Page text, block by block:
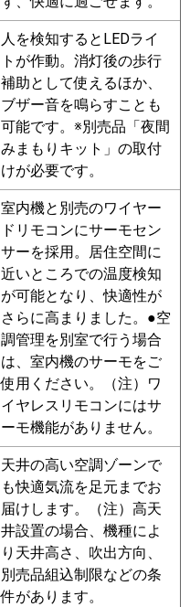
人を検知するとLEDライ
トが作動。消灯後の歩行
補助として使えるほか、
ブザー音を鳴らすことも
可能です。※別売品「夜間
みまもりキット」の取付
けが必要です。
室内機と別売のワイヤー
ドリモコンにサーモセン
サーを採用。居住空間に
近いところでの温度検知
が可能となり、快適性が
さらに高まりました。●空
調管理を別室で行う場合
は、室内機のサーモをご
使用ください。（注）ワ
イヤレスリモコンにはサ
ーモ機能がありません。
天井の高い空調ゾーンで
も快適気流を足元までお
届けします。（注）高天
井設置の場合、機種によ
り天井高さ、吹出方向、
別売品組込制限などの条
件があります。